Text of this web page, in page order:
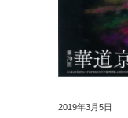
2019年3月5日